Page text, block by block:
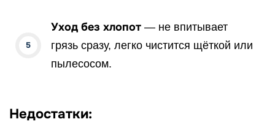
Уход без хлопот — не впитывает
грязь сразу, легко чистится щёткой или
пылесосом.
Недостатки: